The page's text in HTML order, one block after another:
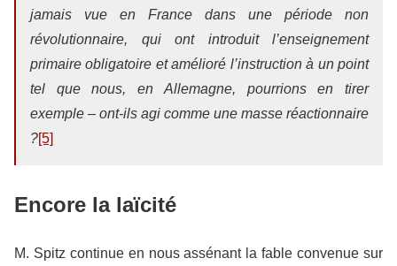
jamais vue en France dans une période non
révolutionnaire, qui ont introduit l’enseignement
primaire obligatoire et amélioré l’instruction à un point
tel que nous, en Allemagne, pourrions en tirer
exemple – ont-ils agi comme une masse réactionnaire
?[5]
Encore la laïcité
M. Spitz continue en nous assénant la fable convenue sur